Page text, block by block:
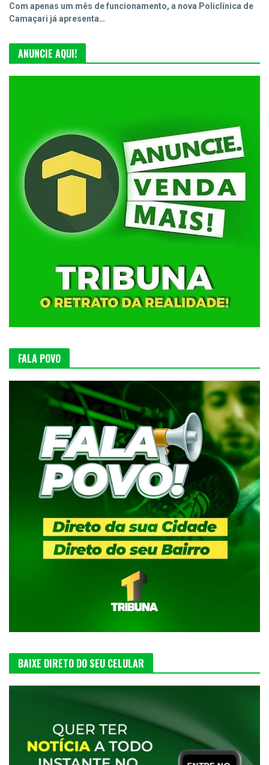
Com apenas um mês de funcionamento, a nova Policlínica de
Camaçari já apresenta…
ANUNCIE AQUI!
FALA POVO
BAIXE DIRETO DO SEU CELULAR